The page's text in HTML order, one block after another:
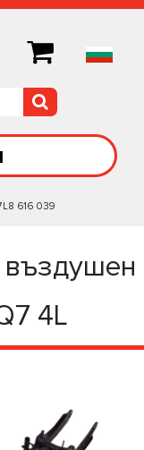
616 039
4L